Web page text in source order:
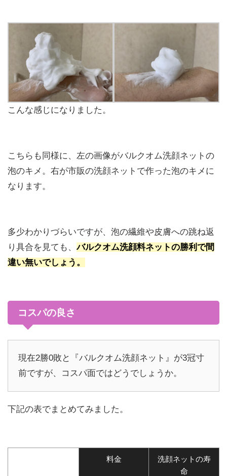
こんな感じになりました。
こちらも同様に、左の画像がバルクオム洗顔ネットの
泡のキメ。右が市販の洗顔ネットで作った泡のキメに
なります。
多少わかりづらいですが、泡の繊維や皮膚への跳ね返
り具合を見ても、バルクオム洗顔料ネットの勝利で間
違い無いでしょう。
コスパの良さ
現在2勝0敗と『バルクオム洗顔ネット』が3冠寸
前ですが、コスパ面ではどうでしょうか。
下記の表でまとめてみました。
料金
洗顔ネットの寿
命